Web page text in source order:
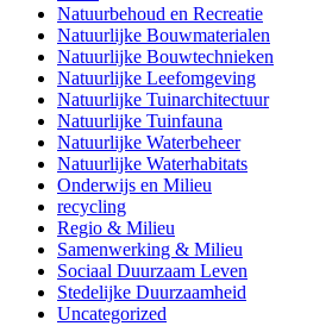
Natuurbehoud en Recreatie
Natuurlijke Bouwmaterialen
Natuurlijke Bouwtechnieken
Natuurlijke Leefomgeving
Natuurlijke Tuinarchitectuur
Natuurlijke Tuinfauna
Natuurlijke Waterbeheer
Natuurlijke Waterhabitats
Onderwijs en Milieu
recycling
Regio & Milieu
Samenwerking & Milieu
Sociaal Duurzaam Leven
Stedelijke Duurzaamheid
Uncategorized